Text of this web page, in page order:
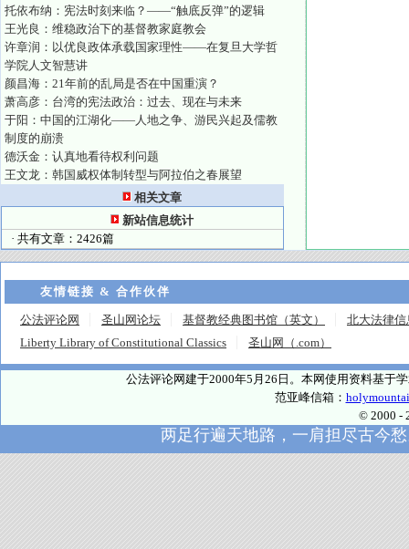
托依布纳：宪法时刻来临？——“触底反弹”的逻辑
王光良：维稳政治下的基督教家庭教会
许章润：以优良政体承载国家理性——在复旦大学哲
学院人文智慧讲
颜昌海：21年前的乱局是否在中国重演？
萧高彦：台湾的宪法政治：过去、现在与未来
于阳：中国的江湖化——人地之争、游民兴起及儒教
制度的崩溃
德沃金：认真地看待权利问题
王文龙：韩国威权体制转型与阿拉伯之春展望
相关文章
新站信息统计
· 共有文章：2426篇
友情链接 & 合作伙伴
公法评论网 圣山网论坛 基督教经典图书馆（英文）
北大法律信
Liberty Library of Constitutional Classics
圣山网（.com）
公法评论网建于2000年5月26日。本网使用资料基于
范亚峰信箱：
© 2000 -
两足行遍天地路，一肩担尽古今